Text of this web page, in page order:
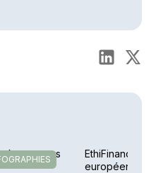
porteurs
EthiFinance –
européen avec